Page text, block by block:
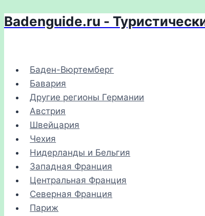
Перейти
Badenguide.ru -
Баден-Вюртемберг
Бавария
Другие регионы Германии
Австрия
Швейцария
Чехия
Нидерланды и Бельгия
Западная Франция
Центральная Франция
Северная Франция
Париж